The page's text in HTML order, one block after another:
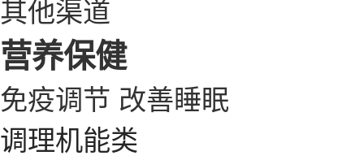
其他渠道
营养保健
免疫调节 改善睡眠
调理机能类